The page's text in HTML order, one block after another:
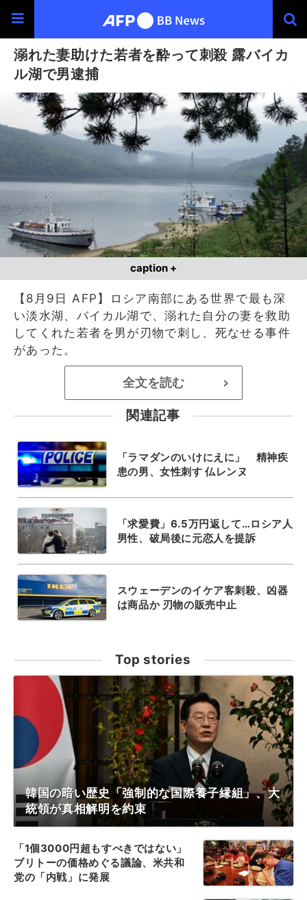
溺れた妻助けた若者を酔って刺殺 露バイカ
ル湖で男逮捕
caption +
【8月9日 AFP】ロシア南部にある世界で最も深
い淡水湖、バイカル湖で、溺れた自分の妻を救助
してくれた若者を男が刃物で刺し、死なせる事件
があった。
全文を読む >
関連記事
「ラマダンのいけにえに」 精神疾
患の男、女性刺す 仏レンヌ
「求愛費」6.5万円返して…ロシア人
男性、破局後に元恋人を提訴
スウェーデンのイケア客刺殺、凶器
は商品か 刃物の販売中止
Top stories
韓国の暗い歴史「強制的な国際養子縁組」、大
統領が真相解明を約束
「1個3000円超もすべきではない」
ブリトーの価格めぐる議論、米共和
党の「内戦」に発展